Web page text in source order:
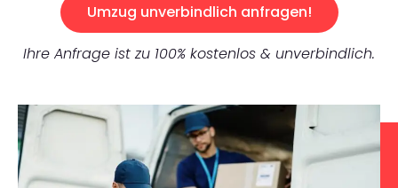
Umzug unverbindlich anfragen!
Ihre Anfrage ist zu 100% kostenlos & unverbindlich.